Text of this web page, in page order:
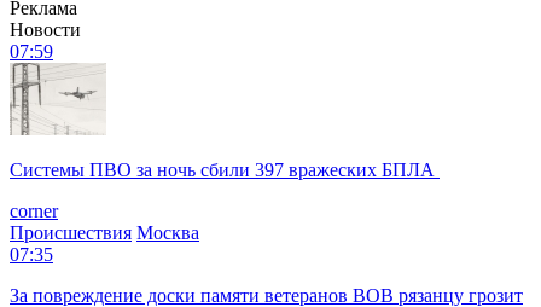
Реклама
Новости
07:59
Системы ПВО за ночь сбили 397 вражеских БПЛА
corner
Происшествия Москва
07:35
За повреждение доски памяти ветеранов ВОВ рязанцу грозит